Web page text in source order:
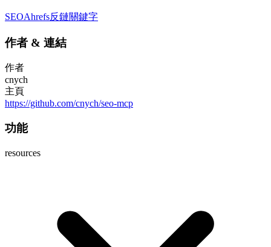
SEOAhrefs反鏈關鍵字
作者 & 連結
作者
cnych
主頁
https://github.com/cnych/seo-mcp
功能
resources